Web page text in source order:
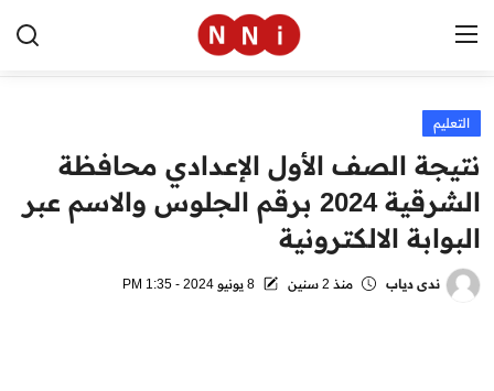
الرئيسية
اخبار مصر
العالم
الرياضة
التعليم
نتيجة الصف الأول الإعدادي محافظة
الشرقية 2024 برقم الجلوس والاسم عبر
البوابة الالكترونية
ندى دياب منذ 2 سنين 8 يونيو 2024 - 1:35 PM